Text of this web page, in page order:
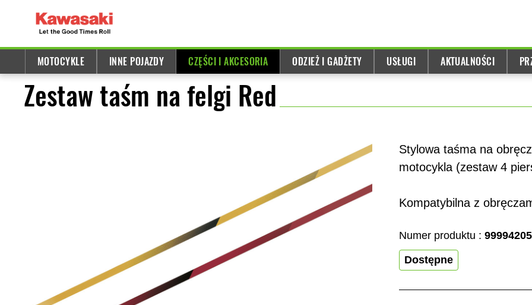
MOTOCYKLE INNE POJAZDY CZĘŚCI I AKCESORIA ODZIEŻ I GADŻETY USŁUGI AKTUALNOŚCI
Zestaw taśm na felgi Red
Stylowa taśma na
motocykla (zestaw 4
Kompatybilna z
Numer produktu :
Dostępne